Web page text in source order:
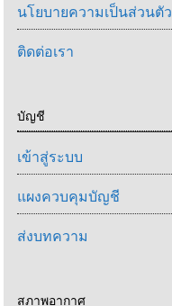
นโยบายความเป็นส่วนตัว
ติดต่อเรา
บัญชี
เข้าสู่ระบบ
แผงควบคุมบัญชี
ส่งบทความ
สภาพอากาศ